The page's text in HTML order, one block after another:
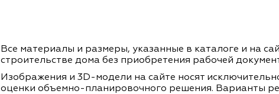
Все материалы и размеры, указанные в каталоге и на
строительстве дома без приобретения рабочей
Изображения и 3D-модели на сайте носят
оценки объемно-планировочного решения. Варианты